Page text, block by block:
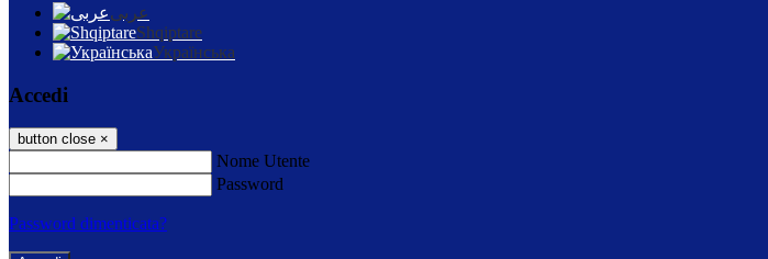
عربى
Shqiptare
Українська
Accedi
button close ×
Nome Utente
Password
Password dimenticata?